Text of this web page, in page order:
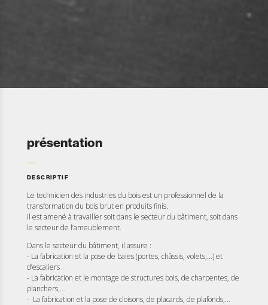
présentation
DESCRIPTIF
Le technicien des industries du bois est un professionnel de la
transformation du bois brut en produits finis.
Il est amené à travailler soit dans le secteur du bâtiment, soit dans
le secteur de l’ameublement.
Dans le secteur du bâtiment, il assure :
- La fabrication et la pose de baies (portes, châssis, volets,…) et
d’escaliers
- La fabrication et le montage de structures bois, de charpentes, de
planchers,…
- La fabrication et la pose de cloisons, de placards, de plafonds,…